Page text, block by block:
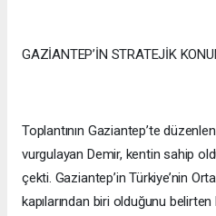
GAZİANTEP’İN STRATEJİK
Toplantının Gaziantep’te
vurgulayan Demir, kentin sahip
çekti. Gaziantep’in Türkiye’nin
kapılarından biri olduğunu